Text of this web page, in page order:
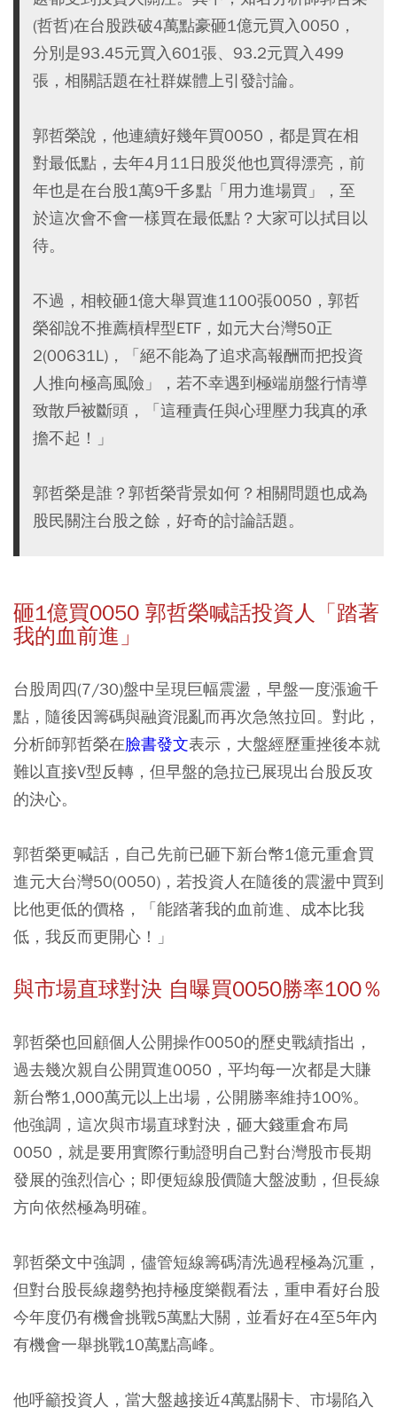
(哲哲)在台股跌破4萬點豪砸1億元買入0050，
分別是93.45元買入601張、93.2元買入499
張，相關話題在社群媒體上引發討論。
郭哲榮說，他連續好幾年買0050，都是買在相
對最低點，去年4月11日股災他也買得漂亮，前
年也是在台股1萬9千多點「用力進場買」，至
於這次會不會一樣買在最低點？大家可以拭目以
待。
不過，相較砸1億大舉買進1100張0050，郭哲
榮卻說不推薦槓桿型ETF，如元大台灣50正
2(00631L)，「絕不能為了追求高報酬而把投資
人推向極高風險」，若不幸遇到極端崩盤行情導
致散戶被斷頭，「這種責任與心理壓力我真的承
擔不起！」
郭哲榮是誰？郭哲榮背景如何？相關問題也成為
股民關注台股之餘，好奇的討論話題。
砸1億買0050 郭哲榮喊話投資人「踏著
我的血前進」
台股周四(7/30)盤中呈現巨幅震盪，早盤一度漲逾千
點，隨後因籌碼與融資混亂而再次急煞拉回。對此，
分析師郭哲榮在臉書發文表示，大盤經歷重挫後本就
難以直接V型反轉，但早盤的急拉已展現出台股反攻
的決心。
郭哲榮更喊話，自己先前已砸下新台幣1億元重倉買
進元大台灣50(0050)，若投資人在隨後的震盪中買到
比他更低的價格，「能踏著我的血前進、成本比我
低，我反而更開心！」
與市場直球對決 自曝買0050勝率100％
郭哲榮也回顧個人公開操作0050的歷史戰績指出，
過去幾次親自公開買進0050，平均每一次都是大賺
新台幣1,000萬元以上出場，公開勝率維持100%。
他強調，這次與市場直球對決，砸大錢重倉布局
0050，就是要用實際行動證明自己對台灣股市長期
發展的強烈信心；即便短線股價隨大盤波動，但長線
方向依然極為明確。
郭哲榮文中強調，儘管短線籌碼清洗過程極為沉重，
但對台股長線趨勢抱持極度樂觀看法，重申看好台股
今年度仍有機會挑戰5萬點大關，並看好在4至5年內
有機會一舉挑戰10萬點高峰。
他呼籲投資人，當大盤越接近4萬點關卡、市場陷入